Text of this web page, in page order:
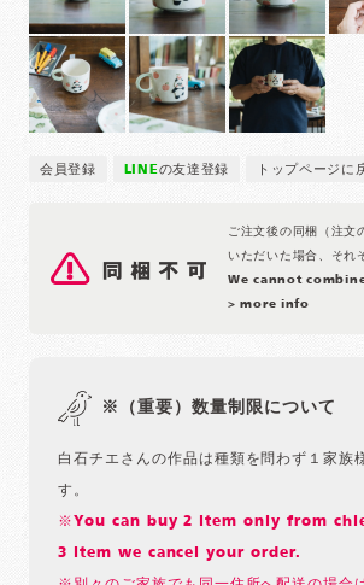
会員登録 LINEの友達登録 トップページに
ご注文後の同梱（注文
いただいた場合、それ
We cannot
> more info
※（重要）数量制限について
白石チエさんの作品は種類を問わず１家族
す。
※You can buy 2 item only from
3 item we cancel your order.